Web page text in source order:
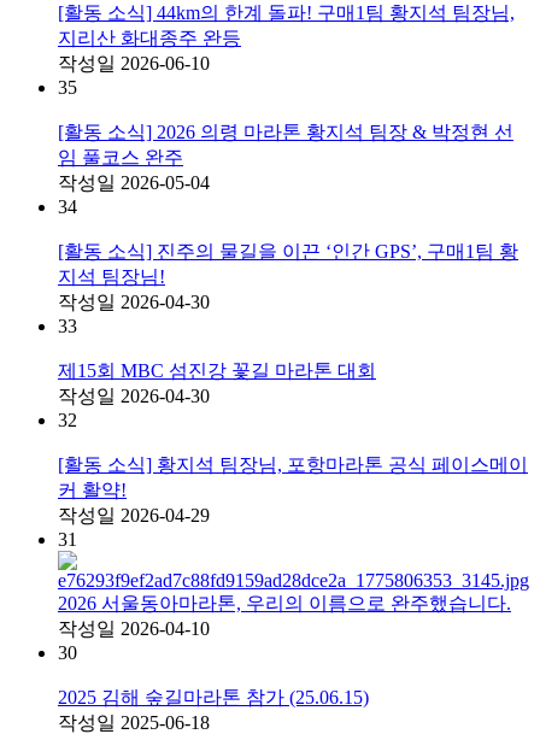
[활동 소식] 44km의 한계 돌파! 구매1팀 황지석 팀장님,
지리산 화대종주 완등
작성일 2026-06-10
35
[활동 소식] 2026 의령 마라톤 황지석 팀장 & 박정현 선
임 풀코스 완주
작성일 2026-05-04
34
[활동 소식] 진주의 물길을 이끈 ‘인간 GPS’, 구매1팀 황
지석 팀장님!
작성일 2026-04-30
33
제15회 MBC 섬진강 꽃길 마라톤 대회
작성일 2026-04-30
32
[활동 소식] 황지석 팀장님, 포항마라톤 공식 페이스메이
커 활약!
작성일 2026-04-29
31
2026 서울동아마라톤, 우리의 이름으로 완주했습니다.
작성일 2026-04-10
30
2025 김해 숲길마라톤 참가 (25.06.15)
작성일 2025-06-18